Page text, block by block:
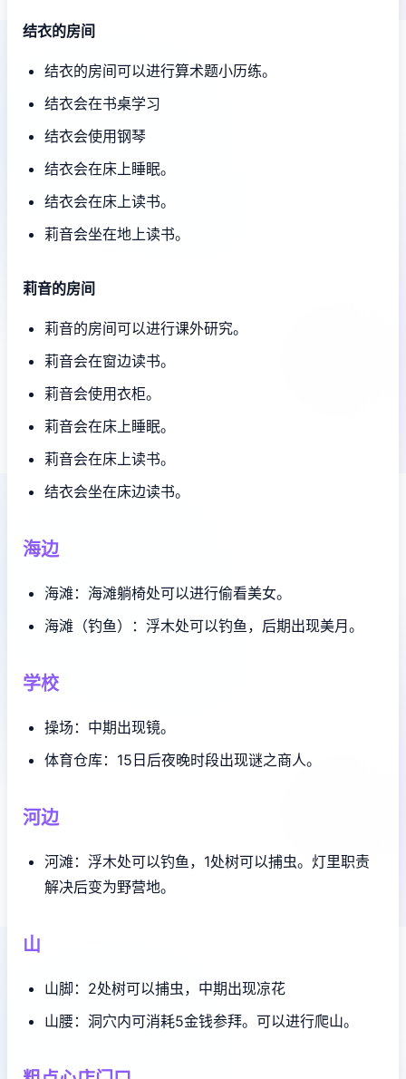
结衣的房间
结衣的房间可以进行算术题小历练。
结衣会在书桌学习
结衣会使用钢琴
结衣会在床上睡眠。
结衣会在床上读书。
莉音会坐在地上读书。
莉音的房间
莉音的房间可以进行课外研究。
莉音会在窗边读书。
莉音会使用衣柜。
莉音会在床上睡眠。
莉音会在床上读书。
结衣会坐在床边读书。
海边
海滩：海滩躺椅处可以进行偷看美女。
海滩（钓鱼）：浮木处可以钓鱼，后期出现美月。
学校
操场：中期出现镜。
体育仓库：15日后夜晚时段出现谜之商人。
河边
河滩：浮木处可以钓鱼，1处树可以捕虫。灯里职责
解决后变为野营地。
山
山脚：2处树可以捕虫，中期出现凉花
山腰：洞穴内可消耗5金钱参拜。可以进行爬山。